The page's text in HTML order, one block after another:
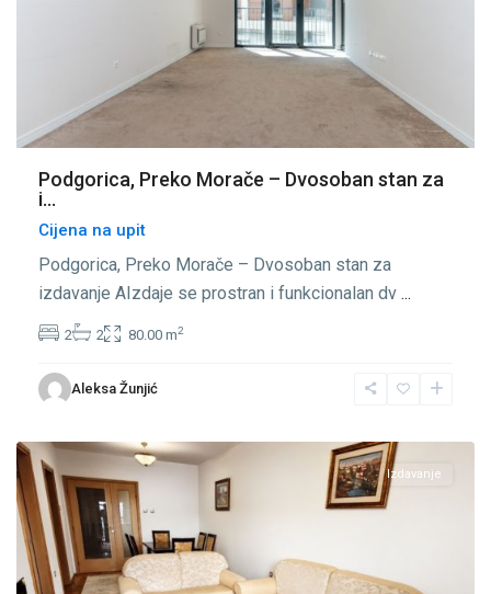
Podgorica, Preko Morače – Dvosoban stan za
i...
Cijena na upit
Podgorica, Preko Morače – Dvosoban stan za
izdavanje AIzdaje se prostran i funkcionalan dv ...
2 2 80.00 m2
Aleksa Žunjić
Preko
Morače,
Izdavanje